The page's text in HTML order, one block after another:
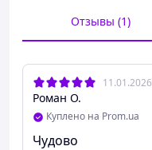
Отзывы (1)
11.01.2026
Роман О.
Куплено на Prom.ua
Чудово